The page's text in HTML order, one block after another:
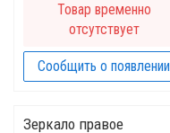
Товар временно
отсутствует
Сообщить о появлении
Зеркало правое